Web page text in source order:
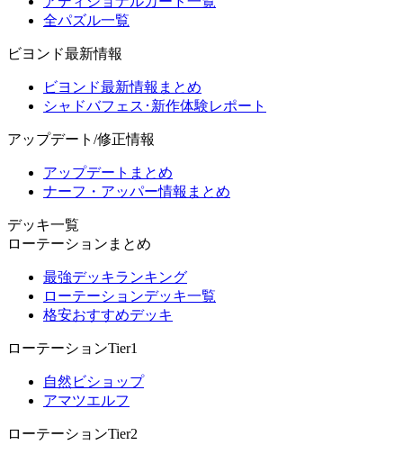
全パズル一覧
ビヨンド最新情報
ビヨンド最新情報まとめ
シャドバフェス･新作体験レポート
アップデート/修正情報
アップデートまとめ
ナーフ・アッパー情報まとめ
デッキ一覧
ローテーションまとめ
最強デッキランキング
ローテーションデッキ一覧
格安おすすめデッキ
ローテーションTier1
自然ビショップ
アマツエルフ
ローテーションTier2